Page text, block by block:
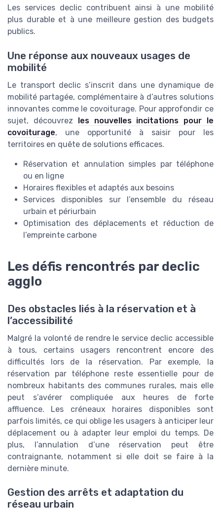
Les services declic contribuent ainsi à une mobilité
plus durable et à une meilleure gestion des budgets
publics.
Une réponse aux nouveaux usages de
mobilité
Le transport declic s’inscrit dans une dynamique de
mobilité partagée, complémentaire à d’autres solutions
innovantes comme le covoiturage. Pour approfondir ce
sujet, découvrez les nouvelles incitations pour le
covoiturage, une opportunité à saisir pour les
territoires en quête de solutions efficaces.
Réservation et annulation simples par téléphone
ou en ligne
Horaires flexibles et adaptés aux besoins
Services disponibles sur l’ensemble du réseau
urbain et périurbain
Optimisation des déplacements et réduction de
l’empreinte carbone
Les défis rencontrés par declic
agglo
Des obstacles liés à la réservation et à
l’accessibilité
Malgré la volonté de rendre le service declic accessible
à tous, certains usagers rencontrent encore des
difficultés lors de la réservation. Par exemple, la
réservation par téléphone reste essentielle pour de
nombreux habitants des communes rurales, mais elle
peut s’avérer compliquée aux heures de forte
affluence. Les créneaux horaires disponibles sont
parfois limités, ce qui oblige les usagers à anticiper leur
déplacement ou à adapter leur emploi du temps. De
plus, l’annulation d’une réservation peut être
contraignante, notamment si elle doit se faire à la
dernière minute.
Gestion des arrêts et adaptation du
réseau urbain